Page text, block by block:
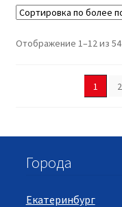
Отображение 1–12 из 54
1 2
Города
Екатеринбург